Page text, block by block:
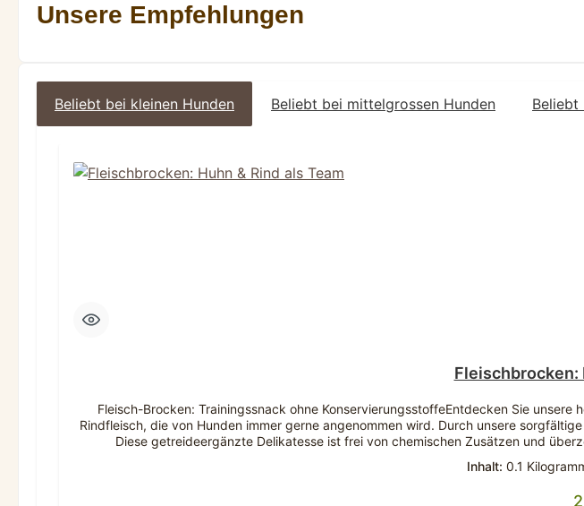
Unsere Empfehlungen
Beliebt bei kleinen Hunden Beliebt bei mittelgrossen Hunden Beliebt
Fleischbrocken:
Fleisch-Brocken: Trainingssnack ohne KonservierungsstoffeEntdecken Sie
Rindfleisch, die von Hunden immer gerne angenommen wird. Durch unsere
Diese getreideergänzte Delikatesse ist frei von chemischen Zusätzen und
hochwertigem Hühner- und Rindfleisch macht unsere Fleisch-Brocken zu einer
Getreide sorgen für eine ausgewogene Energiezufuhr. Besonders bei längeren
Inhalt: 0.1